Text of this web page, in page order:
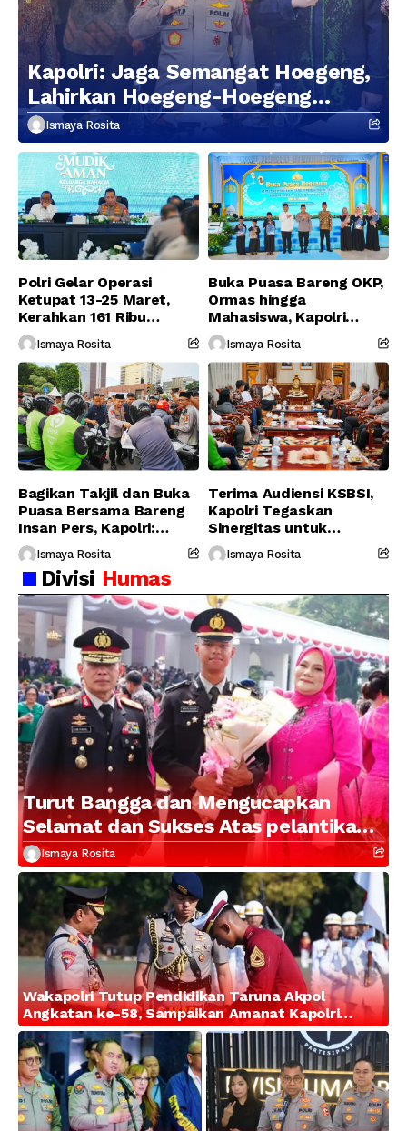
Kapolri: Jaga Semangat Hoegeng,
Lahirkan Hoegeng-Hoegeng
Berikutnya
Ismaya Rosita
Polri Gelar Operasi
Ketupat 13-25 Maret,
Kerahkan 161 Ribu
Personel Gabungan
Ismaya Rosita
Buka Puasa Bareng OKP,
Ormas hingga
Mahasiswa, Kapolri
Serukan Jaga
Persatuan-Dukung
Program Pemerintah
Ismaya Rosita
Bagikan Takjil dan Buka
Puasa Bersama Bareng
Insan Pers, Kapolri:
Suara Media Suara
Publik
Ismaya Rosita
Terima Audiensi KSBSI,
Kapolri Tegaskan
Sinergitas untuk
Perjuangkan Hak Buruh
Ismaya Rosita
Divisi Humas
Turut Bangga dan Mengucapkan
Selamat dan Sukses Atas pelantikan
Putra Brigjen Pol Drs, A.M Kamal.
Sebagai Perwira Polri Lulusan AKPOL
2026
Ismaya Rosita
Wakapolri Tutup Pendidikan Taruna Akpol
Angkatan ke-58, Sampaikan Amanat Kapolri
kepada 282 Capaja